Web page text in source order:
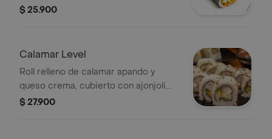
nori, ligero y saludable
$ 25.900
Calamar Level
Roll relleno de calamar apando y
queso crema, cubierto con ajonjolí.
Incluye aguacate y pepino.
$ 27.900